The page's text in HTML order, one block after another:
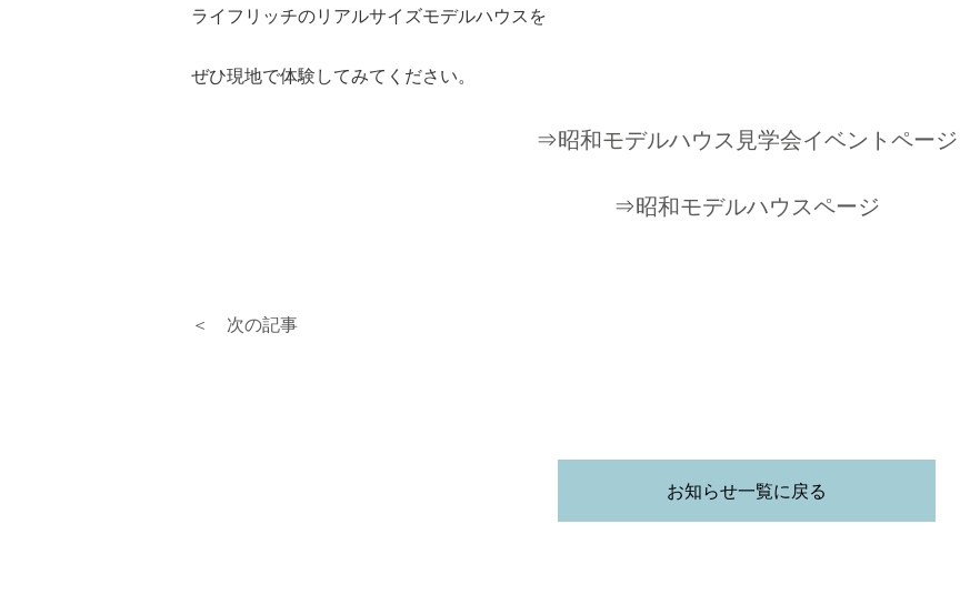
ライフリッチのリアルサイズモデルハウスを
ぜひ現地で体験してみてください。
⇒昭和モデルハウス見学会イベントページ
⇒昭和モデルハウスページ
＜ 次の記事
お知らせ一覧に戻る